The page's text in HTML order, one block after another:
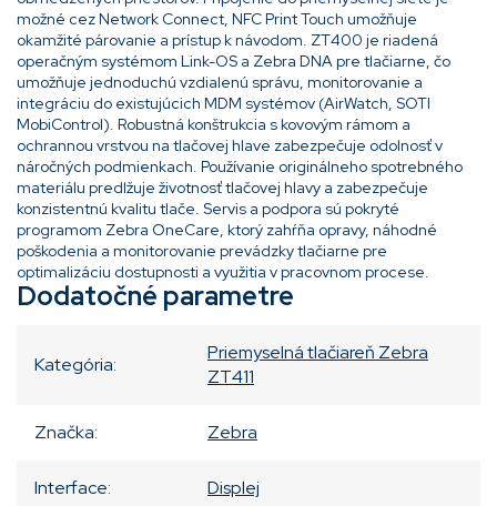
možné cez Network Connect, NFC Print Touch umožňuje
okamžité párovanie a prístup k návodom. ZT400 je riadená
operačným systémom Link-OS a Zebra DNA pre tlačiarne, čo
umožňuje jednoduchú vzdialenú správu, monitorovanie a
integráciu do existujúcich MDM systémov (AirWatch, SOTI
MobiControl). Robustná konštrukcia s kovovým rámom a
ochrannou vrstvou na tlačovej hlave zabezpečuje odolnosť v
náročných podmienkach. Používanie originálneho spotrebného
materiálu predlžuje životnosť tlačovej hlavy a zabezpečuje
konzistentnú kvalitu tlače. Servis a podpora sú pokryté
programom Zebra OneCare, ktorý zahŕňa opravy, náhodné
poškodenia a monitorovanie prevádzky tlačiarne pre
optimalizáciu dostupnosti a využitia v pracovnom procese.
Dodatočné parametre
Kategória:
Priemyselná tlačiareň Zebra
ZT411
Značka: Zebra
Interface: Displej